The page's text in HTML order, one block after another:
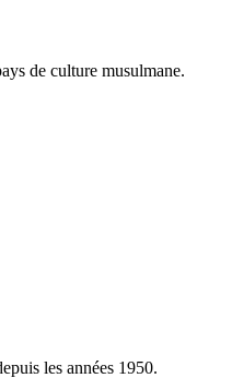
de culture musulmane.
les années 1950.